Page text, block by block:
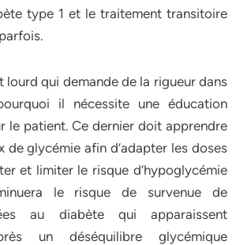
type 1 et le traitement transitoire
lourd qui demande de la rigueur dans
il nécessite une éducation
le patient. Ce dernier doit apprendre
de glycémie afin d’adapter les doses
et limiter le risque d’hypoglycémie
le risque de survenue de
au diabète qui apparaissent
un déséquilibre glycémique